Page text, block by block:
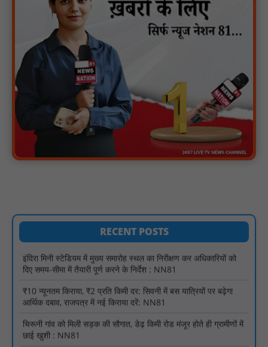
RECENT POSTS
मगरौनी पुलिस की बड़ी कार्रवाई लंबे समय से फरार एक स्थाई वारंटी सहित दो
वारंटी गिरफ्तार : NN81
स्वतंत्रता दिवस सिर पर होने के बाद भी परिसर में फैली है गंदगी और झाड़ियाँ,
फर्श पर उपेक्षित हालत में मिला तिरंगा : NN81
ग्रामीणों को आधार सेवाओं के साथ सेवा सेतु पोर्टल की 400 से अधिक
ऑनलाइन शासकीय सेवाएं मिलेंगी : NN81
लखीमपुर खीरी अपराध नियंत्रण और वांछित अभियुक्तों की गिरफ्तारी को लेकर
खीरी पुलिस का अभियान लगातार जारी : NN81
21 वर्षों बाद फिर गूंजी पाठशाला की घंटी: मेटापारा कोरसागुड़ा प्राथमिक शाला
इंदिरा मिनी स्टेडियम में मुख्य समारोह स्थल का निरीक्षण कर अधिकारियों को
दिए समय-सीमा में तैयारी पूर्ण करने के निर्देश : NN81
आर्थिक दबाव, राजपत्र में नई किराया दरें: NN81
छाई खुशी : NN81
: nn81